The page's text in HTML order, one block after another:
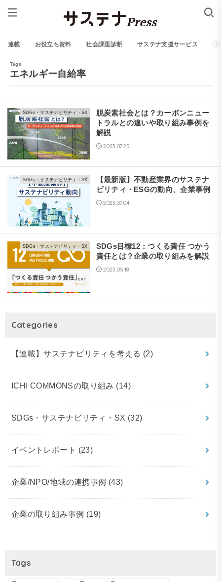
連載 お役立ち資料 社会課題診断 サステナ支援サービス
エネルギー自給率
SDGs・サステナビリティ・SX
脱炭素社会とは？カーボンニュー
トラルとの違いや取り組み事例を
解説
2023.07.25
SDGs・サステナビリティ・SX
【最新版】不動産業界のサステナ
ビリティ・ESGの動向、企業事例
2023.07.04
SDGs・サステナビリティ・SX
SDGs目標12：つくる責任 つかう
責任とは？企業の取り組みを解説
2023.05.18
Categories
【連載】サステナビリティを考える (2)
ICHI COMMONSの取り組み (14)
SDGs・サステナビリティ・SX (32)
イベントレポート (23)
企業/NPO/地域の連携事例 (43)
企業の取り組み事例 (19)
Tags